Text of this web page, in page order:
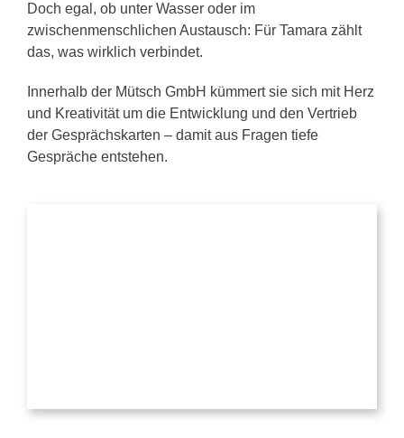
Doch egal, ob unter Wasser oder im
zwischenmenschlichen Austausch: Für Tamara zählt
das, was wirklich verbindet.
Innerhalb der Mütsch GmbH kümmert sie sich mit Herz
und Kreativität um die Entwicklung und den Vertrieb
der Gesprächskarten – damit aus Fragen tiefe
Gespräche entstehen.